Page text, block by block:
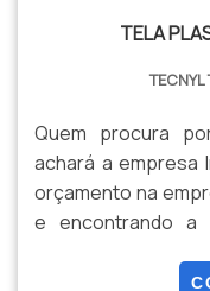
TELA
TECNYL
Quem procura
achará a empresa
orçamento na
e encontrando a
galinheiro, com